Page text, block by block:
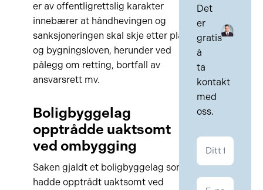
er av offentligrettslig karakter
innebærer at håndhevingen og
sanksjoneringen skal skje etter plan-
og bygningsloven, herunder ved
pålegg om retting, bortfall av
ansvarsrett mv.
Boligbyggelag
opptrådde uaktsomt
ved ombygging
Saken gjaldt et boligbyggelag som
hadde opptrådt uaktsomt ved
Det
er
gratis
å
ta
kontakt
med
oss.
Kontakt